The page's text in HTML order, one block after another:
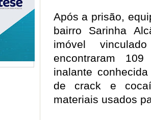
Após a prisão,
bairro Sarinha
imóvel
encontraram
inalante
de crack e
materiais usados